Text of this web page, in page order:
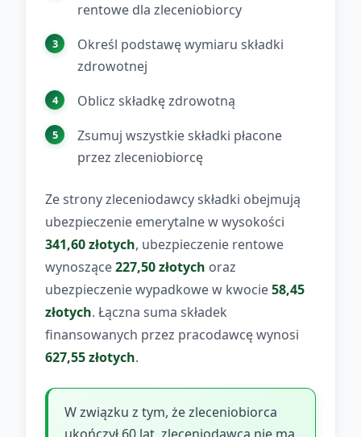
rentowe dla zleceniobiorcy
Określ podstawę wymiaru składki
zdrowotnej
Oblicz składkę zdrowotną
Zsumuj wszystkie składki płacone
przez zleceniobiorcę
Ze strony zleceniodawcy składki obejmują
ubezpieczenie emerytalne w wysokości
341,60 złotych, ubezpieczenie rentowe
wynoszące227,50 złotych oraz
ubezpieczenie wypadkowe w kwocie58,45
złotych. Łączna suma składek
finansowanych przez pracodawcę wynosi
627,55 złotych.
W związku z tym, że zleceniobiorca